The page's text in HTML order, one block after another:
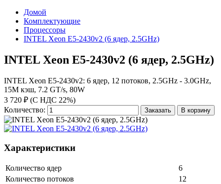
Домой
Комплектующие
Процессоры
INTEL Xeon E5-2430v2 (6 ядер, 2.5GHz)
INTEL Xeon E5-2430v2 (6 ядер, 2.5GHz)
INTEL Xeon E5-2430v2: 6 ядер, 12 потоков, 2.5GHz - 3.0GHz,
15M кэш, 7.2 GT/s, 80W
3 720 ₽ (С НДС 22%)
Количество:
Заказать В корзину
Характеристики
Количество ядер
6
Количество потоков
12